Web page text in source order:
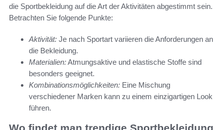
die Sportbekleidung auf die Art der Aktivitäten abgestimmt sein.
Betrachten Sie folgende Punkte:
Aktivität: Je nach Sportart variieren die Anforderungen an
die Bekleidung.
Materialien:Atmungsaktive und elastische Stoffe sind
besonders geeignet.
Kombinationsmöglichkeiten: Eine Mischung
verschiedener Marken kann zu einem einzigartigen Look
führen.